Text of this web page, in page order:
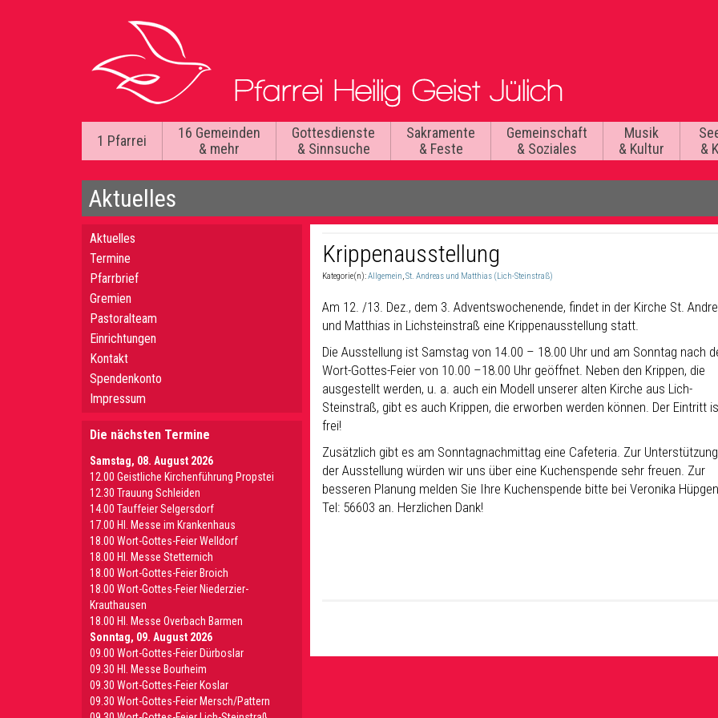
1 Pfarrei
16 Gemeinden
& mehr
Gottesdienste
& Sinnsuche
Sakramente
& Feste
Gemeinschaft
& Soziales
Musik
& Kultur
&
Aktuelles
Krippenausstellung
Kategorie(n):Allgemein,St. Andreas und Matthias (Lich-Steinstraß)
Am 12. /13. Dez., dem 3. Adventswochenende, findet in der Kirche St.
und Matthias in Lichsteinstraß eine Krippenausstellung statt.
Die Ausstellung ist Samstag von 14.00 – 18.00 Uhr und am Sonntag nach
Wort-Gottes-Feier von 10.00 –18.00 Uhr geöffnet. Neben den Krippen, die
ausgestellt werden, u. a. auch ein Modell unserer alten Kirche aus Lich-
Steinstraß, gibt es auch Krippen, die erworben werden können. Der Eintritt
frei!
Zusätzlich gibt es am Sonntagnachmittag eine Cafeteria. Zur Unterstützung
der Ausstellung würden wir uns über eine Kuchenspende sehr freuen. Zur
besseren Planung melden Sie Ihre Kuchenspende bitte bei Veronika
Tel: 56603 an. Herzlichen Dank!
Aktuelles
Termine
Pfarrbrief
Gremien
Pastoralteam
Einrichtungen
Kontakt
Spendenkonto
Impressum
Die nächsten Termine
Samstag, 08. August 2026
12.00 Geistliche Kirchenführung Propstei
12.30 Trauung Schleiden
14.00 Tauffeier Selgersdorf
17.00 Hl. Messe im Krankenhaus
18.00 Wort-Gottes-Feier Welldorf
18.00 Hl. Messe Stetternich
18.00 Wort-Gottes-Feier Broich
18.00 Wort-Gottes-Feier Niederzier-
Krauthausen
18.00 Hl. Messe Overbach Barmen
Sonntag, 09. August 2026
09.00 Wort-Gottes-Feier Dürboslar
09.30 HI. Messe Bourheim
09.30 Wort-Gottes-Feier Koslar
09.30 Wort-Gottes-Feier Mersch/Pattern